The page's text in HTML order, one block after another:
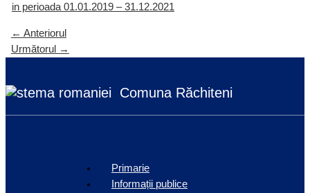
in perioada 01.01.2019 – 31.12.2021
← Anteriorul
Următorul
→
Comuna Răchiteni
Primarie
Informații publice